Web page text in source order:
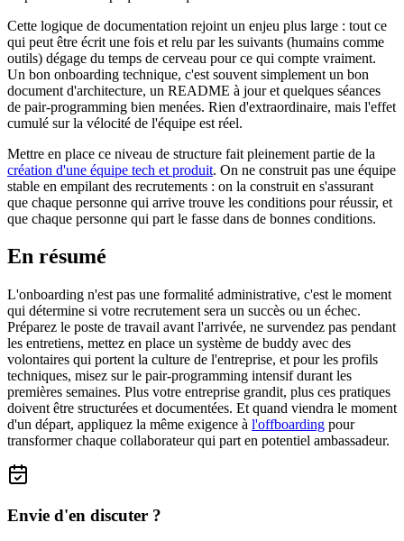
Cette logique de documentation rejoint un enjeu plus large : tout ce
qui peut être écrit une fois et relu par les suivants (humains comme
outils) dégage du temps de cerveau pour ce qui compte vraiment.
Un bon onboarding technique, c'est souvent simplement un bon
document d'architecture, un README à jour et quelques séances
de pair-programming bien menées. Rien d'extraordinaire, mais l'effet
cumulé sur la vélocité de l'équipe est réel.
Mettre en place ce niveau de structure fait pleinement partie de la
création d'une équipe tech et produit. On ne construit pas une équipe
stable en empilant des recrutements : on la construit en s'assurant
que chaque personne qui arrive trouve les conditions pour réussir, et
que chaque personne qui part le fasse dans de bonnes conditions.
En résumé
L'onboarding n'est pas une formalité administrative, c'est le moment
qui détermine si votre recrutement sera un succès ou un échec.
Préparez le poste de travail avant l'arrivée, ne survendez pas pendant
les entretiens, mettez en place un système de buddy avec des
volontaires qui portent la culture de l'entreprise, et pour les profils
techniques, misez sur le pair-programming intensif durant les
premières semaines. Plus votre entreprise grandit, plus ces pratiques
doivent être structurées et documentées. Et quand viendra le moment
d'un départ, appliquez la même exigence à l'offboarding pour
transformer chaque collaborateur qui part en potentiel ambassadeur.
Envie d'en discuter ?